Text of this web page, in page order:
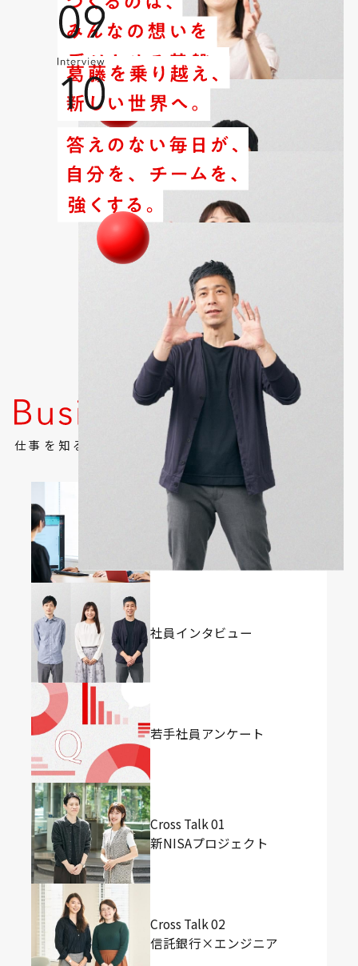
入社11年目以上
基盤システムの要件定義・設計・製造・テスト・移行
入社11年目以上
文系
プラットフォーム統括部 運用管理室運用第 1Ｇ
K.Y.
入社11年目以上
文系
デジタル推進部 デジタルビジネスＧ
R.S.
IT ソリューションの企画・プロジェクト管理
入社11年目以上
法人マーケットソリューション部 証券代行Ｇ
仕事を知る
活躍フィールド
社員インタビュー
若手社員アンケート
Cross Talk 01
新NISAプロジェクト
Cross Talk 02
信託銀行×エンジニア